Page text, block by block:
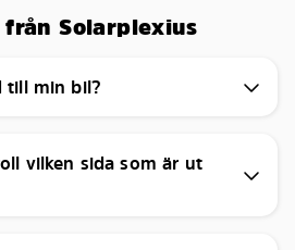
Solarplexius
till min bil?
vilken sida som är ut